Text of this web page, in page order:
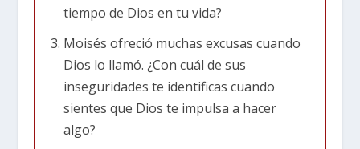
oscuro para el pueblo hebreo. Mientras vivían
muerte de todos los niños varones hebreos. En
un acto desesperado de fe, la madre de Moisés
lo escondió en una canasta entre los juncos del
río Nilo. Dios orquestó un rescate divino cuando
la hija del faraón encontró al bebé y lo crió en el
tiempo de Dios en tu vida?
Moisés ofreció muchas excusas cuando
Dios lo llamó. ¿Con cuál de sus
inseguridades te identificas cuando
sientes que Dios te impulsa a hacer
algo?